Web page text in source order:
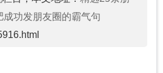
功发朋友圈的霸气句